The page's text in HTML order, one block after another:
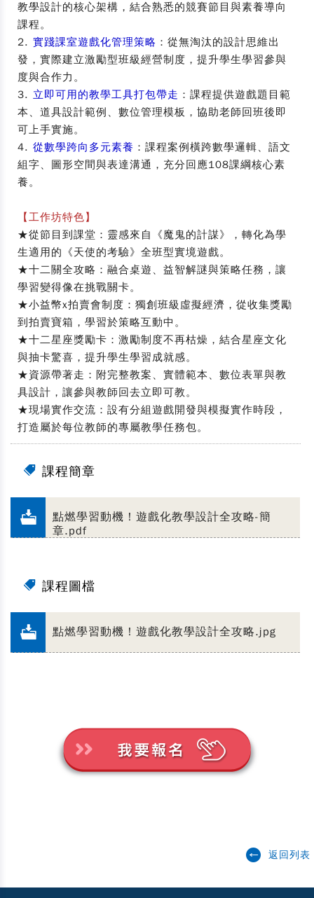
教學設計的核心架構，結合熟悉的競賽節目與素養導向
課程。
2. 實踐課室遊戲化管理策略 ：從無淘汰的設計思維出
發，實際建立激勵型班級經營制度，提升學生學習參與
度與合作力。
3. 立即可用的教學工具打包帶走 ：課程提供遊戲題目範
本、道具設計範例、數位管理模板，協助老師回班後即
可上手實施。
4. 從數學跨向多元素養 ：課程案例橫跨數學邏輯、語文
組字、圖形空間與表達溝通，充分回應108課綱核心素
養。
【工作坊特色】
★從節目到課堂：靈感來自《魔鬼的計謀》，轉化為學
生適用的《天使的考驗》全班型實境遊戲。
★十二關全攻略：融合桌遊、益智解謎與策略任務，讓
學習變得像在挑戰關卡。
★小益幣x拍賣會制度：獨創班級虛擬經濟，從收集獎勵
到拍賣寶箱，學習於策略互動中。
★十二星座獎勵卡：激勵制度不再枯燥，結合星座文化
與抽卡驚喜，提升學生學習成就感。
★資源帶著走：附完整教案、實體範本、數位表單與教
具設計，讓參與教師回去立即可教。
★現場實作交流：設有分組遊戲開發與模擬實作時段，
打造屬於每位教師的專屬教學任務包。
課程簡章
點燃學習動機！遊戲化教學設計全攻略-簡
章.pdf
課程圖檔
點燃學習動機！遊戲化教學設計全攻略.jpg
返回列表